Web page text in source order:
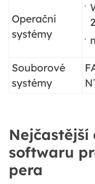
Operační
systémy
Souborové
systémy
softwaru
pera